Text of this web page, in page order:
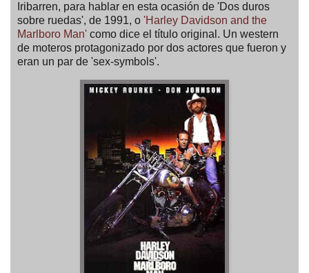
Iribarren, para hablar en esta ocasión de 'Dos duros
sobre ruedas', de 1991, o 'Harley Davidson and the
Marlboro Man' como dice el título original. Un western
de moteros protagonizado por dos actores que fueron y
eran un par de 'sex-symbols'.